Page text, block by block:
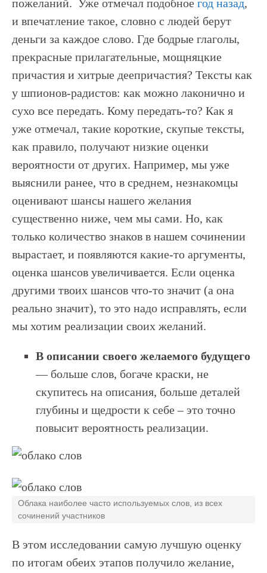
пожеланий. Уже отмечал подобное год назад,
и впечатление такое, словно с людей берут
деньги за каждое слово. Где бодрые глаголы,
прекрасные прилагательные, мощняцкие
причастия и хитрые деепричастия? Тексты как
у шпионов-радистов: как можно лаконично и
сухо все передать. Кому передать-то? Как я
уже отмечал, такие короткие, скупые тексты,
как правило, получают низкие оценки
вероятности от других. Например, мы уже
выяснили ранее, что в среднем, незнакомцы
оценивают шансы нашего желания
существенно ниже, чем мы сами. Но, как
только количество знаков в нашем сочинении
вырастает, и появляются какие-то аргументы,
оценка шансов увеличивается. Если оценка
другими твоих шансов что-то значит (а она
реально значит), то это надо исправлять, если
мы хотим реализации своих желаний.
В описании своего желаемого будущего
— больше слов, богаче краски, не
скупитесь на описания, больше деталей
глубины и щедрости к себе – это точно
повысит вероятность реализации.
Облака наиболее часто используемых слов, из всех
сочинений участников
В этом исследовании самую лучшую оценку
по итогам обеих этапов получило желание,